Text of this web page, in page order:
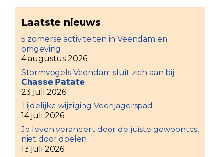
Laatste nieuws
5 zomerse activiteiten in Veendam en
omgeving
4 augustus 2026
Stormvogels Veendam sluit zich aan bij
𝗖𝗵𝗮𝘀𝘀𝗲 𝗣𝗮𝘁𝗮𝘁𝗲
23 juli 2026
Tijdelijke wijziging Veenjagerspad
14 juli 2026
Je leven verandert door de juiste gewoontes,
niet door doelen
13 juli 2026